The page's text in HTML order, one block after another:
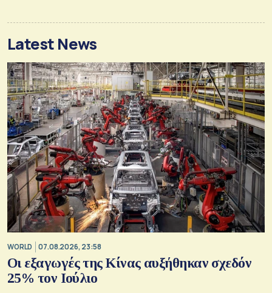
Latest News
WORLD 07.08.2026, 23:58
Οι εξαγωγές της Κίνας αυξήθηκαν σχεδόν
25% τον Ιούλιο